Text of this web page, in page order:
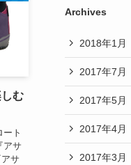
む
ト
アサ
サ
Archives
2018年1月
2017年7月
2017年5月
2017年4月
2017年3月